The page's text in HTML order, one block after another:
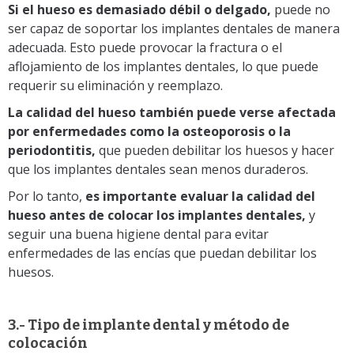
Si el hueso es demasiado débil o delgado, puede no
ser capaz de soportar los implantes dentales de manera
adecuada. Esto puede provocar la fractura o el
aflojamiento de los implantes dentales, lo que puede
requerir su eliminación y reemplazo.
La calidad del hueso también puede verse afectada
por enfermedades como la osteoporosis o la
periodontitis, que pueden debilitar los huesos y hacer
que los implantes dentales sean menos duraderos.
Por lo tanto, es importante evaluar la calidad del
hueso antes de colocar los implantes dentales, y
seguir una buena higiene dental para evitar
enfermedades de las encías que puedan debilitar los
huesos.
3.- Tipo de implante dental y método de
colocación